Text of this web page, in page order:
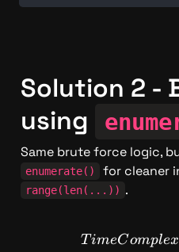
Solution 2 -
using
enumerate()
range(len(...)) .
T imeComplex